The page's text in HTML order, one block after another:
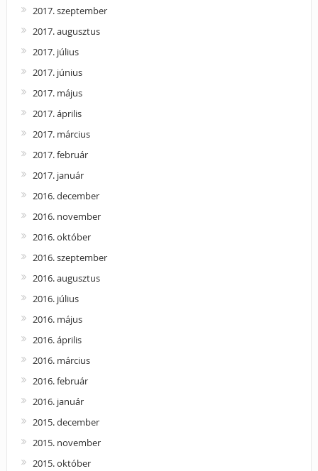
2017. szeptember
2017. augusztus
2017. július
2017. június
2017. május
2017. április
2017. március
2017. február
2017. január
2016. december
2016. november
2016. október
2016. szeptember
2016. augusztus
2016. július
2016. május
2016. április
2016. március
2016. február
2016. január
2015. december
2015. november
2015. október